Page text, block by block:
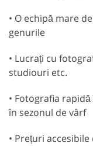
• O echipă mare
genurile
• Lucrați cu
studiouri etc.
• Fotografia
în sezonul de vârf
• Prețuri